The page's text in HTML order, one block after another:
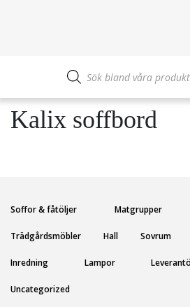
Produktsökning
Kalix soffbord
Soffor & fåtöljer Matgrupper
Trädgårdsmöbler Hall Sovrum
Inredning Lampor
Uncategorized